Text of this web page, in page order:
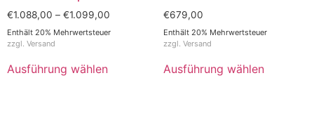
€1.088,00 – €1.099,00
Enthält 20% Mehrwertsteuer
zzgl. Versand
Ausführung wählen
€679,00
Enthält 20% Mehrwertsteuer
zzgl. Versand
Ausführung wählen